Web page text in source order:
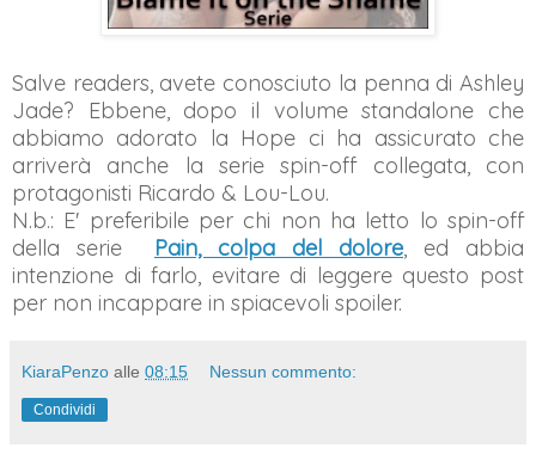
Salve readers, avete conosciuto la penna di Ashley
Jade? Ebbene, dopo il volume standalone che
abbiamo adorato la Hope ci ha assicurato che
arriverà anche la serie spin-off collegata, con
protagonisti Ricardo & Lou-Lou.
N.b.: E' preferibile per chi non ha letto lo spin-off
della serie
Pain, colpa del dolore, ed abbia
intenzione di farlo, evitare di leggere questo post
per non incappare in spiacevoli spoiler.
KiaraPenzo alle 08:15 Nessun commento:
Condividi